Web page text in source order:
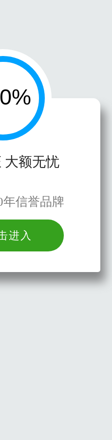
大额无忧
年信誉品牌
进入